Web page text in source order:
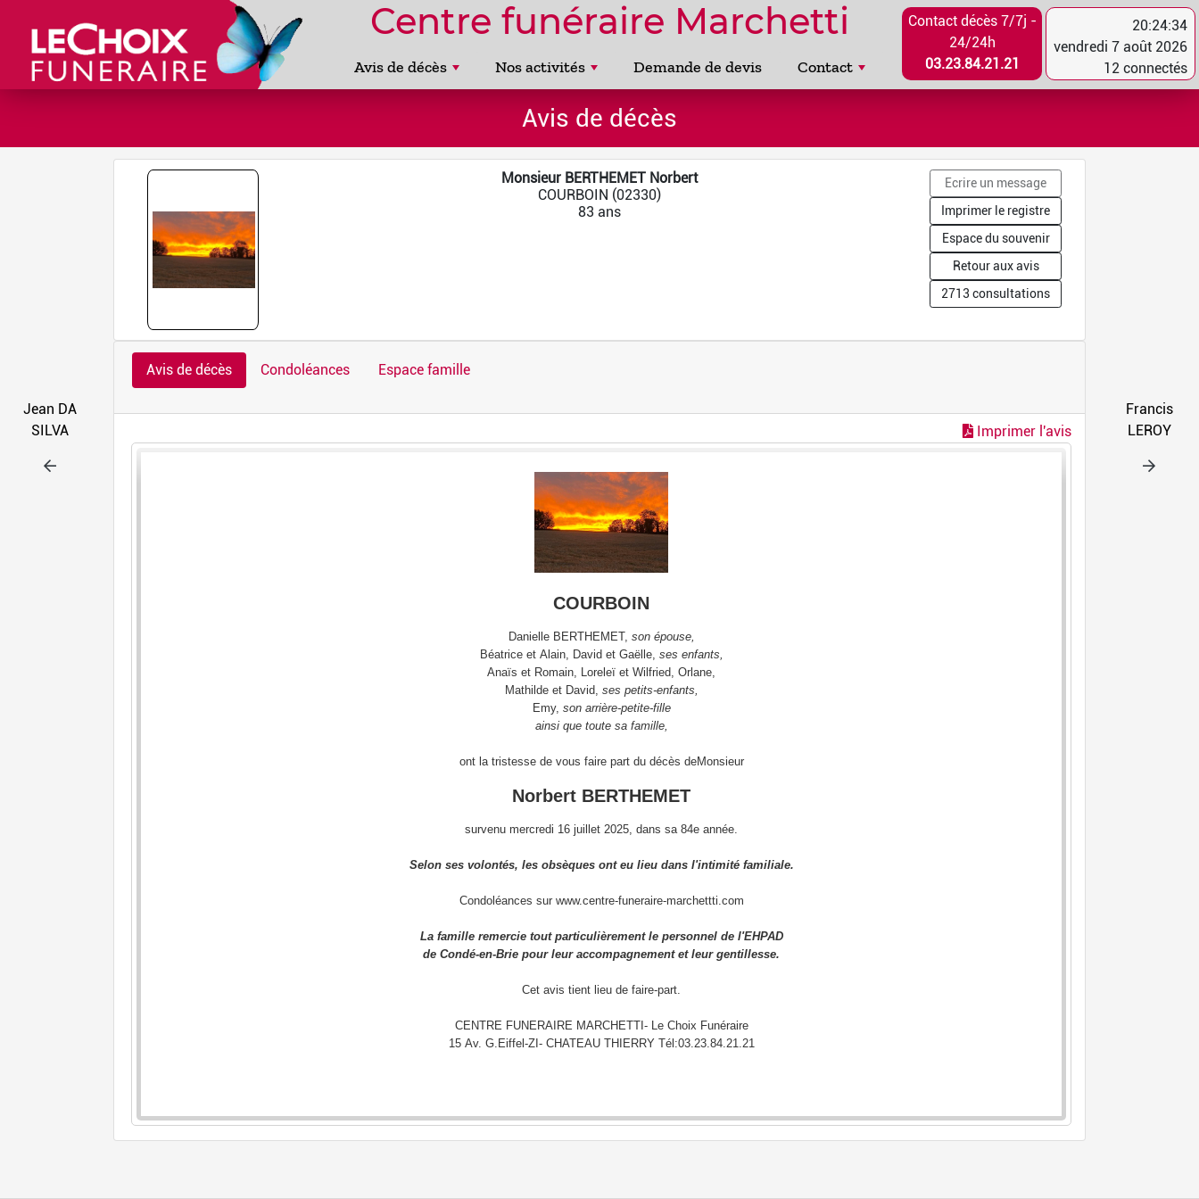
Centre funéraire Marchetti
Avis de décès Nos activités Demande de devis Contact
Contact décès 7/7j -
24/24h
03.23.84.21.21
20:24:34
vendredi 7 août 2026
12 connectés
Avis de décès
Jean DA
SILVA
Monsieur BERTHEMET Norbert
COURBOIN (02330)
83 ans
Ecrire un message
Imprimer le registre
Espace du souvenir
Retour aux avis
2713 consultations
Avis de décès Condoléances Espace famille
Imprimer l'avis
Francis
LEROY